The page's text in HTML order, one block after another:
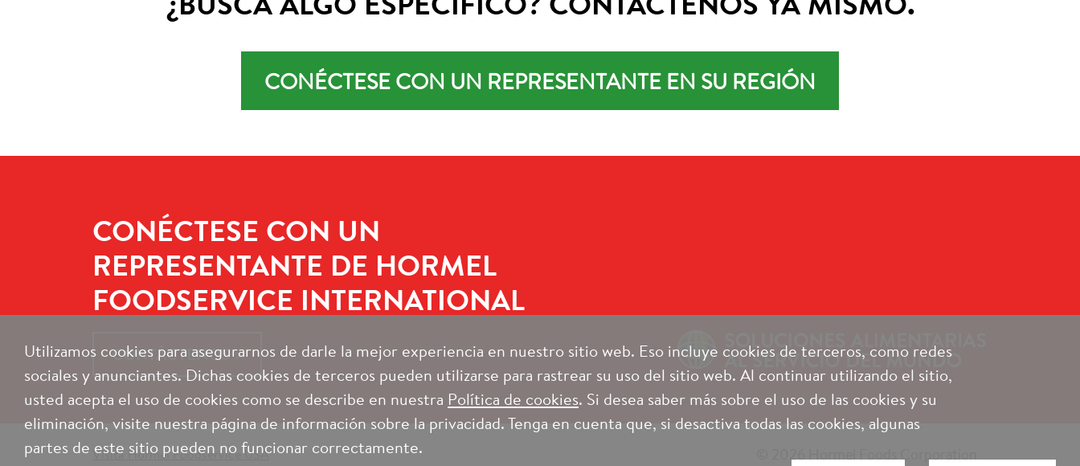
CONÉCTESE CON UN REPRESENTANTE EN SU REGIÓN
CONÉCTESE CON UN
REPRESENTANTE DE HORMEL
FOODSERVICE INTERNATIONAL
CONTÁCTENOS
Visita Hormel Foodservice USA
Utilizamos cookies para asegurarnos de darle la mejor experiencia en nuestro sitio web. Eso incluye cookies de terceros, como redes
sociales y anunciantes. Dichas cookies de terceros pueden utilizarse para rastrear su uso del sitio web. Al continuar utilizando el sitio,
usted acepta el uso de cookies como se describe en nuestra Política de cookies. Si desea saber más sobre el uso de las cookies y su
eliminación, visite nuestra página de información sobre la privacidad. Tenga en cuenta que, si desactiva todas las cookies, algunas
partes de este sitio pueden no funcionar correctamente.